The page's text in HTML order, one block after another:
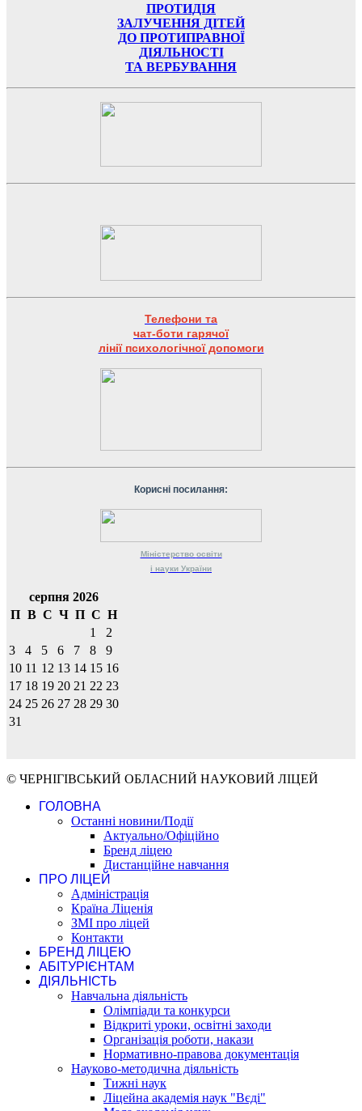
ПРОТИДІЯ
ЗАЛУЧЕННЯ ДІТЕЙ
ДО ПРОТИПРАВНОЇ
ДІЯЛЬНОСТІ
ТА ВЕРБУВАННЯ
Телефони та
чат-боти гарячої
лінії психологічної допомоги
Корисні посилання:
Міністерство освіти
і науки України
серпня 2026
П В С Ч П С Н
1
2
3
4 5 6 7 8
9
10 11 12 13 14 15 16
17 18 19 20 21 22 23
24 25 26 27 28 29 30
31
© ЧЕРНІГІВСЬКИЙ ОБЛАСНИЙ НАУКОВИЙ ЛІЦЕЙ
ГОЛОВНА
Останні новини/Події
Актуально/Офіційно
Бренд ліцею
Дистанційне навчання
ПРО ЛІЦЕЙ
Адміністрація
Країна Ліценія
ЗМІ про ліцей
Контакти
БРЕНД ЛІЦЕЮ
АБІТУРІЄНТАМ
ДІЯЛЬНІСТЬ
Навчальна діяльність
Олімпіади та конкурси
Відкриті уроки, освітні заходи
Організація роботи, накази
Нормативно-правова документація
Науково-методична діяльність
Тижні наук
Ліцейна академія наук "Вєді"